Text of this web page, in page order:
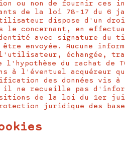
non de fournir ces
de la loi 78-17 du 6
dispose d'un
le concernant, en
avec signature
envoyée. Aucune
échangée,
l'hypothèse du rachat de
à l'éventuel acquéreur
des données vis
ne recueille pas
de la loi du 1er
juridique des